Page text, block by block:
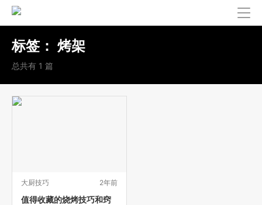
标签： 烤架
总共有 1 篇
大厨技巧 2年前
值得收藏的烧烤技巧和窍